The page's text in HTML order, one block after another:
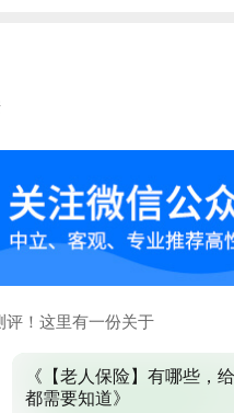
评！这里有一份关于
《【老人保险】有哪些，
都需要知道》